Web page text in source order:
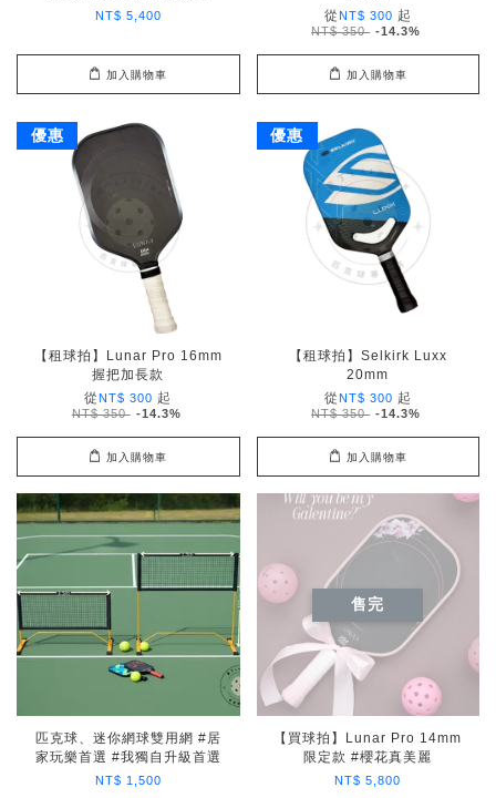
NT$ 5,400
加入購物車
從NT$ 300 起
NT$ 350 -14.3%
加入購物車
優惠
【租球拍】Lunar Pro 16mm
握把加長款
從NT$ 300 起
NT$ 350 -14.3%
加入購物車
優惠
【租球拍】Selkirk Luxx
20mm
從NT$ 300 起
NT$ 350 -14.3%
加入購物車
匹克球、迷你網球雙用網 #居
家玩樂首選 #我獨自升級首選
NT$ 1,500
售完
【買球拍】Lunar Pro 14mm
限定款 #櫻花真美麗
NT$ 5,800